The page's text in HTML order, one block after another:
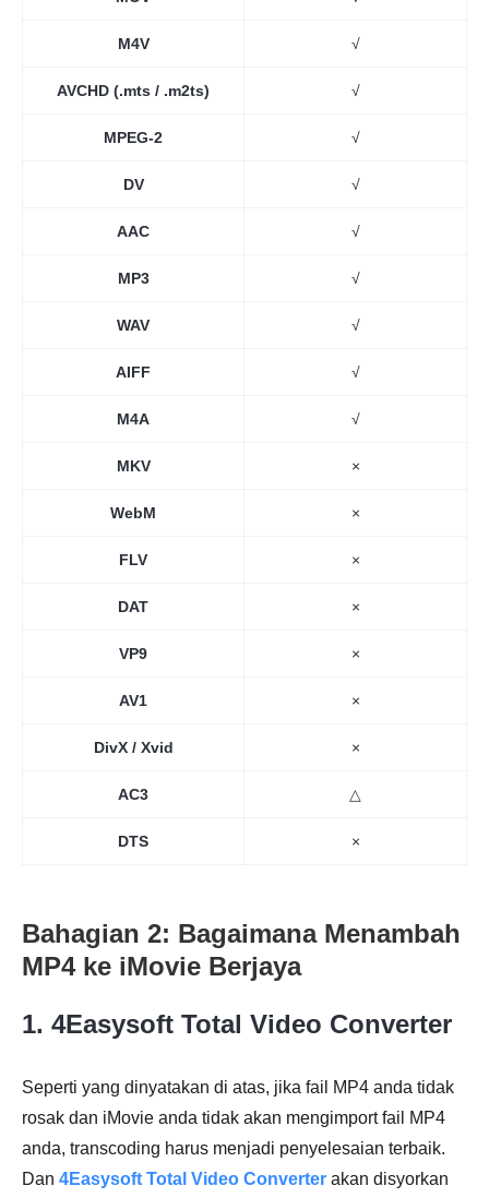
M4V √
AVCHD (.mts / .m2ts) √
MPEG-2 √
DV √
AAC √
MP3 √
WAV √
AIFF √
M4A √
MKV ×
WebM ×
FLV ×
DAT ×
VP9 ×
AV1 ×
DivX / Xvid ×
AC3 △
DTS ×
Bahagian 2: Bagaimana Menambah
MP4 ke iMovie Berjaya
1. 4Easysoft Total Video Converter
Seperti yang dinyatakan di atas, jika fail MP4 anda tidak
rosak dan iMovie anda tidak akan mengimport fail MP4
anda, transcoding harus menjadi penyelesaian terbaik.
Dan 4Easysoft Total Video Converter akan disyorkan